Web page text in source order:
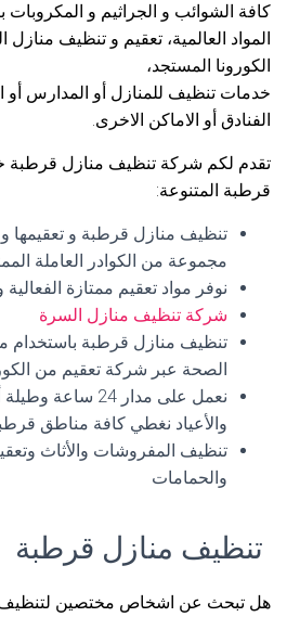
كافة الشوائب و الجراثيم و المكروبات
المواد العالمية، تعقيم و تنظيف
الكورونا المستجد،
خدمات تنظيف للمنازل أو المدارس أو
الفنادق أو الاماكن الاخرى.
تقدم لكم شركة تنظيف منازل قرطبة
قرطبة المتنوعة:
تنظيف منازل قرطبة و تعقيمها
مجموعة من الكوادر العاملة
نوفر مواد تعقيم ممتازة
شركة تنظيف منازل السرة
تنظيف منازل قرطبة باستخدام
الصحة عبر شركة تعقيم من
نعمل على مدار 24
والأعياد نغطي كافة مناطق
تنظيف المفروشات والأثاث
والحمامات
تنظيف منازل قرطبة
هل تبحث عن اشخاص مختصين